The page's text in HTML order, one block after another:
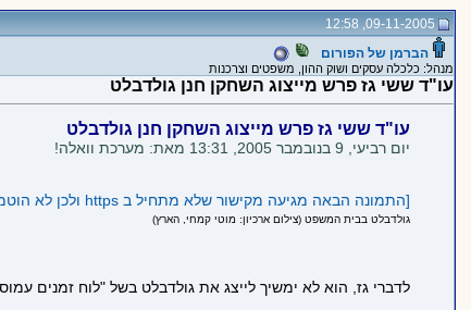
09-11-2005, 12:58
הברמן של הפורום
מנהל: כלכלה עסקים ושוק ההון, משפטים וצרכנות
עו"ד ששי גז פרש מייצוג השחקן חנן גולדבלט
עו"ד ששי גז פרש מייצוג השחקן חנן גולדבלט
יום רביעי, 9 בנובמבר 2005, 13:31 מאת: מערכת וואלה!
[התמונה הבאה מגיעה מקישור שלא מתחיל ב https ולכן לא הוטמעה בדף כדי לשמור על https תקין:
גולדבלט בבית המשפט (צילום ארכיון: מוטי קמחי, הארץ)
לדברי גז, הוא לא ימשיך לייצג את גולדבלט בשל "לוח זמנים